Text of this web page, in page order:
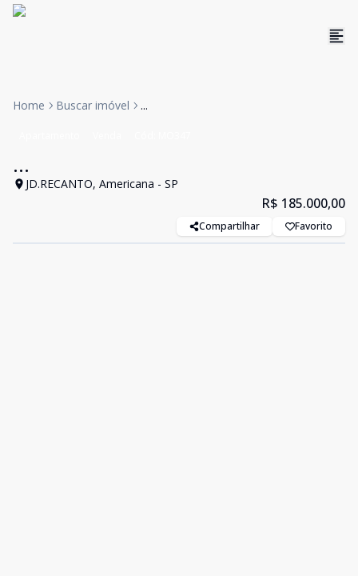
Home Buscar imóvel ...
...
JD.RECANTO, Americana - SP
R$ 185.000,00
Compartilhar Favorito